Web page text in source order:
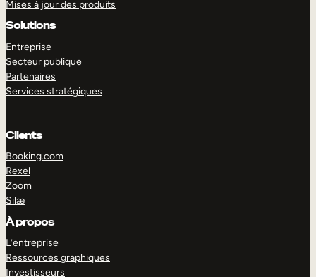
Mises à jour des produits
Solutions
Entreprise
Secteur publique
Partenaires
Services stratégiques
Clients
Booking.com
Rexel
Zoom
Silæ
À propos
L’entreprise
Ressources graphiques
Investisseurs